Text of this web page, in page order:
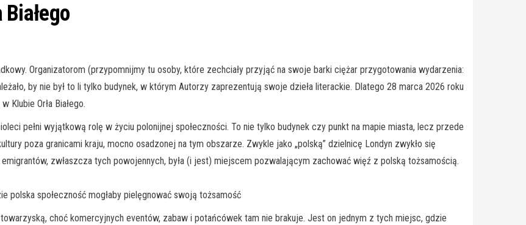
Organizatorom (przypomnijmy tu osoby, które zechciały przyjąć na swoje barki ciężar przygotowania wydarzenia:
by nie był to li tylko budynek, w którym Autorzy zaprezentują swoje dzieła literackie. Dlatego 28 marca 2026 roku
Klubie Orła Białego.
pełni wyjątkową rolę w życiu polonijnej społeczności. To nie tylko budynek czy punkt na mapie miasta, lecz przede
poza granicami kraju, mocno osadzonej na tym obszarze. Zwykle jako „polską” dzielnicę Londyn zwykło się
zwłaszcza tych powojennych, była (i jest) miejscem pozwalającym zachować więź z polską tożsamością.
społeczność mogłaby pielęgnować swoją tożsamość
choć komercyjnych eventów, zabaw i potańcówek tam nie brakuje. Jest on jednym z tych miejsc, gdzie